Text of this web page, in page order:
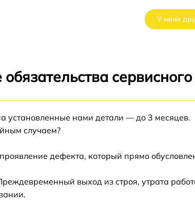
ZGS 645 TT
У меня
установленные нами детали — до 3 месяцев.
случаем?
дефекта, который прямо
выход из строя, утрата